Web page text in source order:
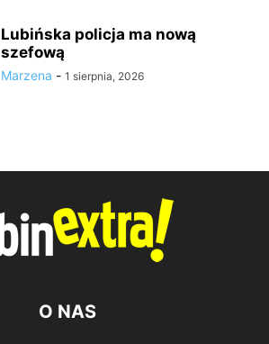
Lubińska policja ma nową
szefową
Marzena - 1 sierpnia, 2026
O NAS